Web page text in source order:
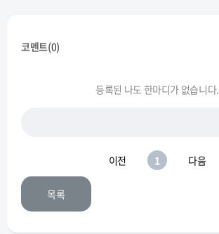
코멘트(0)
등록된 나도 한마디가 없습니다.
이전 1 다음
목록